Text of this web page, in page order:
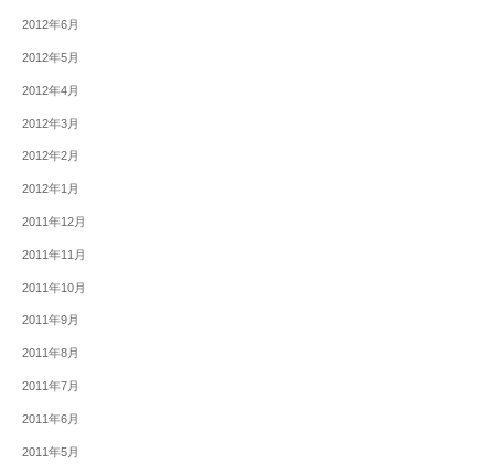
2012年6月
2012年5月
2012年4月
2012年3月
2012年2月
2012年1月
2011年12月
2011年11月
2011年10月
2011年9月
2011年8月
2011年7月
2011年6月
2011年5月